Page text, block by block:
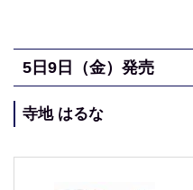
5日9日（金）発売
寺地 はるな